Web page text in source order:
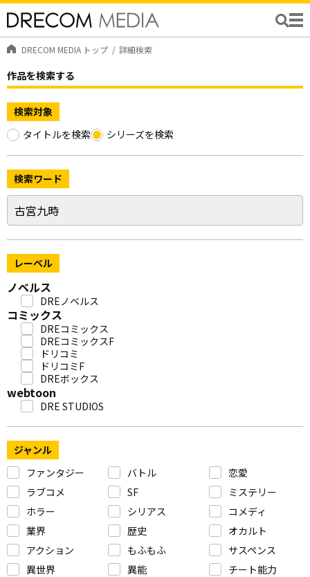
DRECOM MEDIA トップ 詳細検索
作品を検索する
検索対象
タイトルを検索
シリーズを検索
検索ワード
レーベル
ノベルス
DREノベルス
コミックス
DREコミックス
DREコミックスF
ドリコミ
ドリコミF
DREボックス
webtoon
DRE STUDIOS
ジャンル
ファンタジー
バトル
恋愛
ラブコメ
SF
ミステリー
ホラー
シリアス
コメディ
業界
歴史
オカルト
アクション
もふもふ
サスペンス
異世界
異能
チート能力